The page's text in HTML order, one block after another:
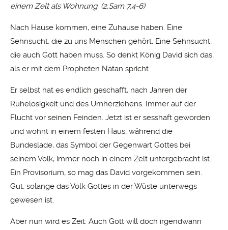
einem Zelt als Wohnung. (2.Sam 7,4-6)
Nach Hause kommen, eine Zuhause haben. Eine
Sehnsucht, die zu uns Menschen gehört. Eine Sehnsucht,
die auch Gott haben muss. So denkt König David sich das,
als er mit dem Propheten Natan spricht.
Er selbst hat es endlich geschafft, nach Jahren der
Ruhelosigkeit und des Umherziehens. Immer auf der
Flucht vor seinen Feinden. Jetzt ist er sesshaft geworden
und wohnt in einem festen Haus, während die
Bundeslade, das Symbol der Gegenwart Gottes bei
seinem Volk, immer noch in einem Zelt untergebracht ist.
Ein Provisorium, so mag das David vorgekommen sein.
Gut, solange das Volk Gottes in der Wüste unterwegs
gewesen ist.
Aber nun wird es Zeit. Auch Gott will doch irgendwann